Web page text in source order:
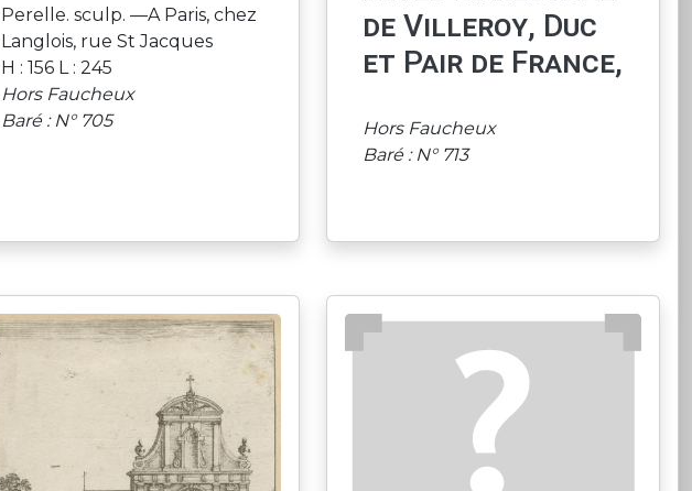
Perelle. sculp. —A Paris, chez
Langlois, rue St Jacques
H : 156 L : 245
Hors Faucheux
Baré : N° 705
de Villeroy, Duc
et Pair de France,
Hors Faucheux
Baré : N° 713